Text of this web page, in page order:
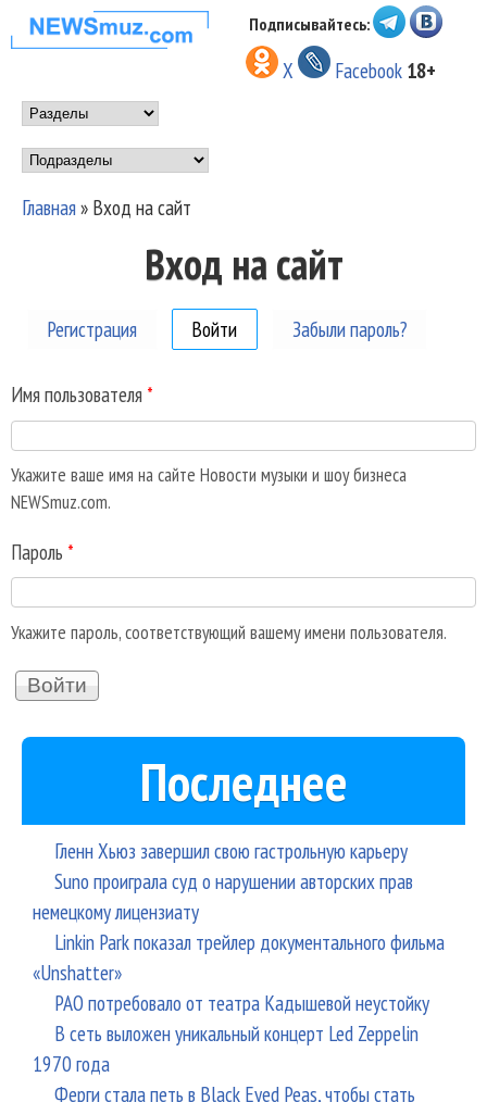
Перейти к основному
содержанию
НОВОСТИ
МУЗЫКИ И
ШОУ БИЗНЕСА
NEWSMUZ.COM
Подписывайтесь:
X Facebook 18+
Main menu
Подразделы
Вы здесь
Главная» Вход на сайт
Вход на сайт
Регистрация Войти (активная вкладка)
Забыли пароль?
Имя пользователя *
Укажите ваше имя на сайте Новости музыки и шоу бизнеса
NEWSmuz.com.
Пароль *
Укажите пароль, соответствующий вашему имени пользователя.
Последнее
Гленн Хьюз завершил свою гастрольную карьеру
Suno проиграла суд о нарушении авторских прав
немецкому лицензиату
Linkin Park показал трейлер документального фильма
«Unshatter»
РАО потребовало от театра Кадышевой неустойку
В сеть выложен уникальный концерт Led Zeppelin
1970 года
Ферги стала петь в Black Eyed Peas, чтобы стать